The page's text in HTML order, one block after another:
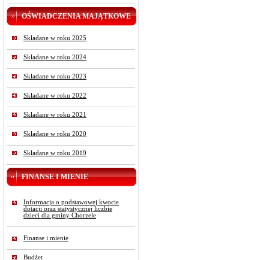
OŚWIADCZENIA MAJĄTKOWE
Składane w roku 2025
Składane w roku 2024
Składane w roku 2023
Składane w roku 2022
Składane w roku 2021
Składane w roku 2020
Składane w roku 2019
FINANSE I MIENIE
Informacja o podstawowej kwocie
dotacji oraz statystycznej liczbie
dzieci dla gminy Chorzele
Finanse i mienie
Budżet